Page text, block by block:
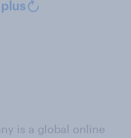
is a global online